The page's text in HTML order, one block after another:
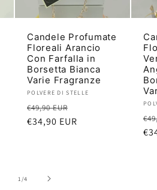
Candele Profumate
Floreali Arancio
Con Farfalla in
Borsetta Bianca
Varie Fragranze
Produttore:
POLVERE DI STELLE
Prezzo
di
€49,90 EUR
scontato
€34,90 EUR
di
1/su
4